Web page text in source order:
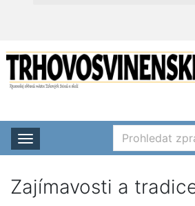
Rozbalit nabídku
Zajímavosti a